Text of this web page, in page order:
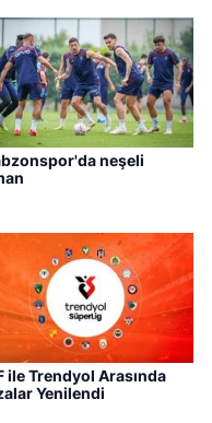
neşeli
ile Trendyol Arasında
Yenilendi